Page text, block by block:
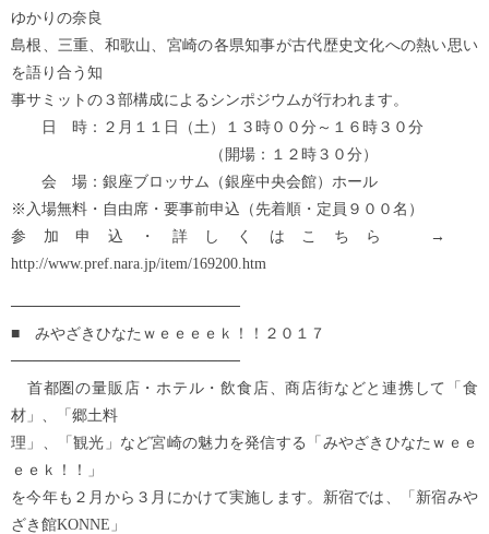
ゆかりの奈良
島根、三重、和歌山、宮崎の各県知事が古代歴史文化への熱い思い
を語り合う知
事サミットの３部構成によるシンポジウムが行われます。
日 時：２月１１日（土）１３時００分～１６時３０分
（開場：１２時３０分）
会 場：銀座ブロッサム（銀座中央会館）ホール
※入場無料・自由席・要事前申込（先着順・定員９００名）
参加申込・詳しくはこちら →
http://www.pref.nara.jp/item/169200.htm
─────────────────────
■ みやざきひなたｗｅｅｅｅｋ！！２０１７
─────────────────────
首都圏の量販店・ホテル・飲食店、商店街などと連携して「食
材」、「郷土料
理」、「観光」など宮崎の魅力を発信する「みやざきひなたｗｅｅ
ｅｅｋ！！」
を今年も２月から３月にかけて実施します。新宿では、「新宿みや
ざき館KONNE」